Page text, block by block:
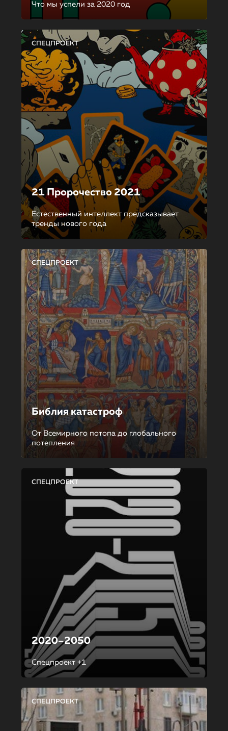
Что мы успели за 2020 год
СПЕЦПРОЕКТ
21 Пророчество 2021
Естественный интеллект предсказывает
тренды нового года
СПЕЦПРОЕКТ
Библия катастроф
От Всемирного потопа до глобального
потепления
СПЕЦПРОЕКТ
2020–2050
Спецпроект +1
СПЕЦПРОЕКТ